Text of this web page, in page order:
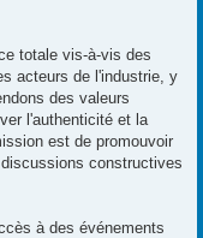
totale vis-à-vis des
acteurs de l'industrie, y
des valeurs
l'authenticité et la
est de promouvoir
constructives
à des événements